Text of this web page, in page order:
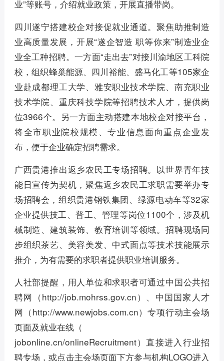
业”等账号，介绍就业政策，开展直播带岗。
四川遂宁搭建校企对接促就业通道。聚焦助推制造
业高质量发展，开展“遂企智造 职等你来”制造业企
业全工种招聘。一方面“走出去”对接川渝地区工科院
校，组织蜂巢能源、四川裕能、盛马化工等105家企
业赴成都理工大学、雅安职业技术学院、南充职业
技术学院、重庆科技学院等招聘技术人才，提供岗
位3966个。另一方面主动搭建本地校企对接平台，
将全市职业院校规模、专业信息面向重点企业发
布，便于企业确定招聘需求。
广西贵港推出返乡农民工专场招聘。以世界青年技
能日宣传为契机，聚焦返乡农民工求职需要举办专
场招聘会，组织贵港钢铁集团、绿源电动车等32家
企业提供技工、普工、管理等岗位1100个，涉及机
械制造、建筑装饰、教育培训等领域。招聘现场同
步组织茶艺、美容美发、中式面点等技术技能展示
推介，为有需要的求职者提供职业培训服务。
人社部提醒，用人单位和求职者可通过中国公共招
聘网（http://job.mohrss.gov.cn）、中国国家人才
网（http://www.newjobs.com.cn）专项行动主会场
页面及就业在线（
jobonline.cn/onlineRecruitment）直接进入行业招
聘专场，或点击主会场页面下方参与机构LOGO进入